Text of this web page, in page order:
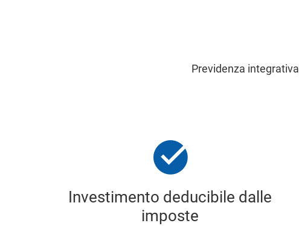
Previdenza
Investimento deducibile dalle
imposte